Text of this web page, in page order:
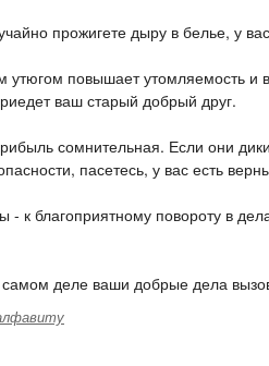
прожигете дыру в белье, у
повышает утомляемость и
ваш старый добрый друг.
сомнительная. Если они
пасетесь, у вас есть
- к благоприятному повороту в
деле ваши добрые дела